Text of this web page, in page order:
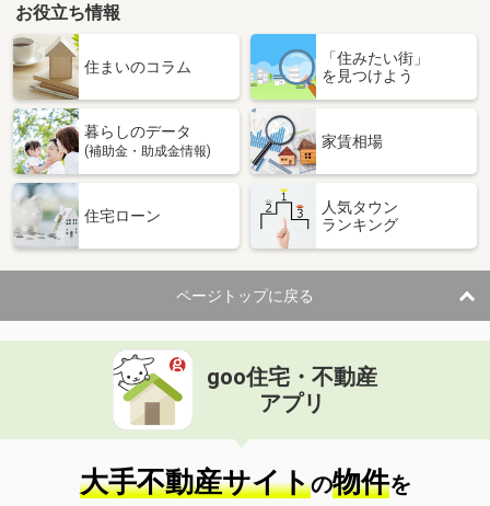
お役立ち情報
住まいのコラム
「住みたい街」
を見つけよう
暮らしのデータ
(補助金・助成金情報)
家賃相場
住宅ローン
人気タウン
ランキング
ページトップに戻る
goo住宅・不動産
アプリ
大手不動産サイトの物件を